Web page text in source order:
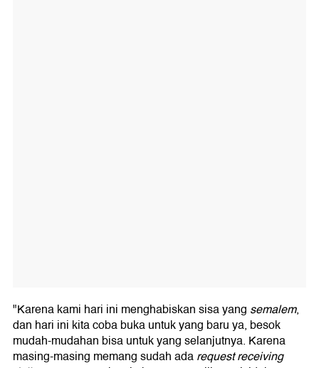
"Karena kami hari ini menghabiskan sisa yang semalem,
dan hari ini kita coba buka untuk yang baru ya, besok
mudah-mudahan bisa untuk yang selanjutnya. Karena
masing-masing memang sudah adarequest receiving